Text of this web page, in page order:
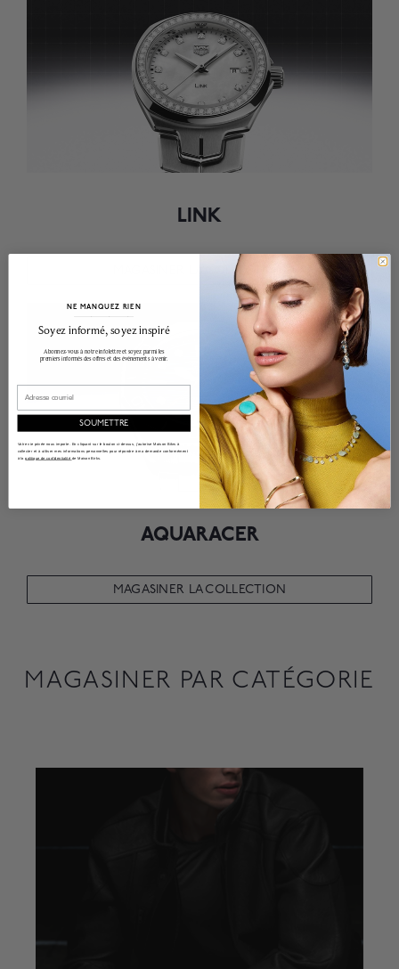
LINK
MAGASINER LA COLLECTION
AQUARACER
MAGASINER LA COLLECTION
MAGASINER PAR CATÉGORIE
NE MANQUEZ RIEN
Soyez informé, soyez inspiré
Abonnez-vous à notre infolettre et soyez parmi les
premiers informés des offres et des événements à venir.
Email
SOUMETTRE
Votre vie privée nous importe. En cliquant sur le bouton ci-dessus, j'autorise Maison Bikrs à
collecter et à utiliser mes informations personnelles pour répondre à ma demande conformément
à lapolitique de confidentialité de Maison Birks.